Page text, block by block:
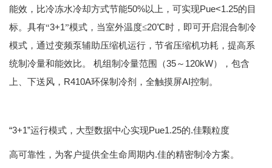
能效，比冷冻水冷却方式节能50%以上，可实现Pue<1.25的目
标。具有“3+1”模式，当室外温度≤20℃时，即可开启混合制冷
模式，通过变频泵辅助压缩机运行，节省压缩机功耗，提高系
统制冷量和能效比。 机组制冷量范围（35～ 120kW），包含
上、下送风， R410A环保制冷剂，全触摸屏AI控制。
“3+1”运行模式，大型数据中心实现Pue1.25的.佳颗粒度
高可靠性，为客户提供全生命周期内.佳的精密制冷方案。